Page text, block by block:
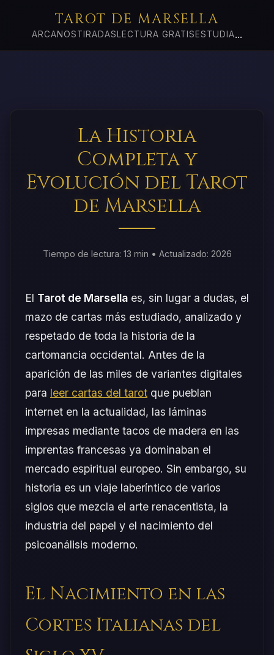
TAROT DE MARSELLA
ARCANOSTIRADAS LECTURA GRATIS ESTUDIA...
La Historia
Completa y
Evolución del Tarot
de Marsella
Tiempo de lectura: 13 min • Actualizado: 2026
El Tarot de Marsella es, sin lugar a dudas, el
mazo de cartas más estudiado, analizado y
respetado de toda la historia de la
cartomancia occidental. Antes de la
aparición de las miles de variantes digitales
para leer cartas del tarot que pueblan
internet en la actualidad, las láminas
impresas mediante tacos de madera en las
imprentas francesas ya dominaban el
mercado espiritual europeo. Sin embargo, su
historia es un viaje laberíntico de varios
siglos que mezcla el arte renacentista, la
industria del papel y el nacimiento del
psicoanálisis moderno.
El Nacimiento en las
Cortes Italianas del